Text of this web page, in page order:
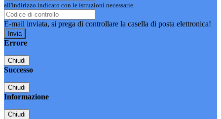
all'indirizzo indicato con le istruzioni necessarie.
E-mail inviata, si prega di controllare la casella di posta elettronica!
Errore
Chiudi
Successo
Chiudi
Informazione
Chiudi